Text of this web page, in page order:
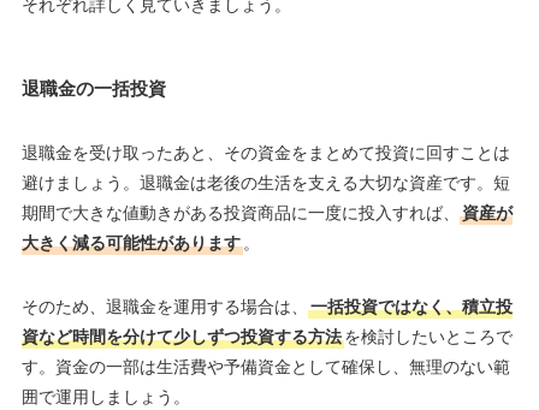
それぞれ詳しく見ていきましょう。
退職金の一括投資
退職金を受け取ったあと、その資金をまとめて投資に回すことは
避けましょう。退職金は老後の生活を支える大切な資産です。短
期間で大きな値動きがある投資商品に一度に投入すれば、
資産が
大きく減る可能性があります。
そのため、退職金を運用する場合は、
一括投資ではなく、積立投
資など時間を分けて少しずつ投資する方法を検討したいところで
す。資金の一部は生活費や予備資金として確保し、無理のない範
囲で運用しましょう。